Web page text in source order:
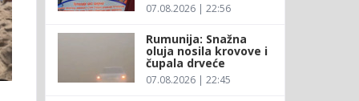
07.08.2026 | 22:56
Rumunija: Snažna
oluja nosila krovove i
čupala drveće
07.08.2026 | 22:45